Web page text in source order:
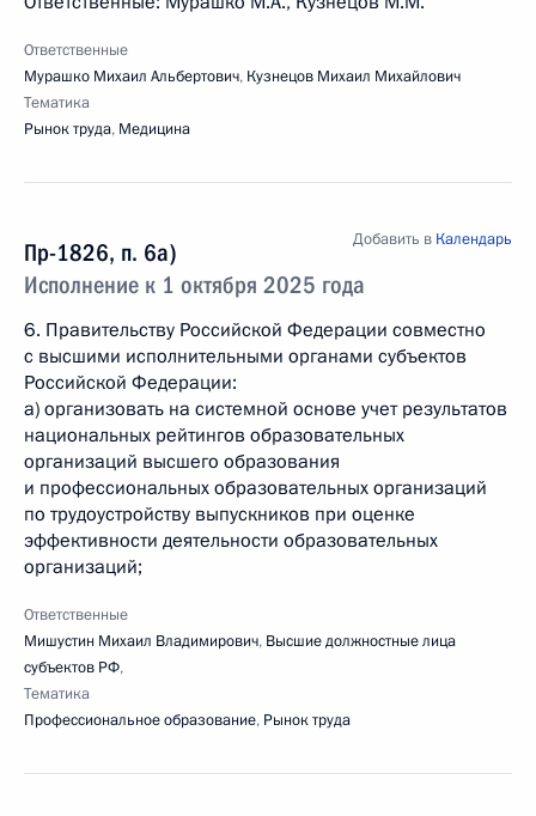
Ответственные
Мурашко Михаил Альбертович, Кузнецов Михаил Михайлович
Тематика
Рынок труда, Медицина
Пр-1826, п. 6а)
Исполнение к 1 октября 2025 года
Добавить в Календарь
6. Правительству Российской Федерации совместно
с высшими исполнительными органами субъектов
Российской Федерации:
a) организовать на системной основе учет результатов
национальных рейтингов образовательных
организаций высшего образования
и профессиональных образовательных организаций
по трудоустройству выпускников при оценке
эффективности деятельности образовательных
организаций;
Ответственные
Мишустин Михаил Владимирович, Высшие должностные лица
субъектов РФ,
Тематика
Профессиональное образование, Рынок труда